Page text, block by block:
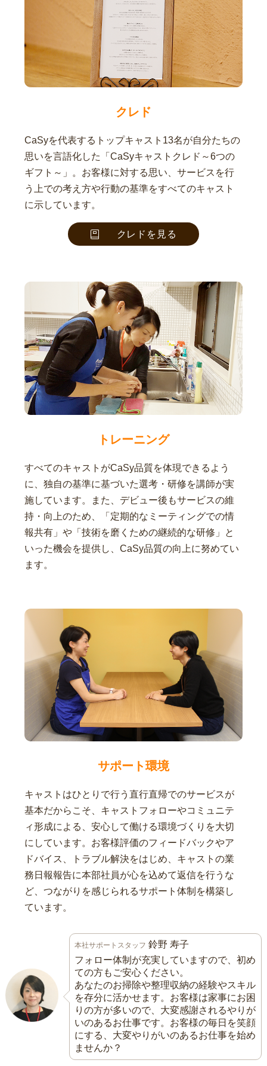
クレド
CaSyを代表するトップキャスト13名が自分たちの
思いを言語化した「CaSyキャストクレド～6つの
ギフト～」。お客様に対する思い、サービスを行
う上での考え方や行動の基準をすべてのキャスト
に示しています。
クレドを見る
トレーニング
すべてのキャストがCaSy品質を体現できるよう
に、独自の基準に基づいた選考・研修を講師が実
施しています。また、デビュー後もサービスの維
持・向上のため、「定期的なミーティングでの情
報共有」や「技術を磨くための継続的な研修」と
いった機会を提供し、CaSy品質の向上に努めてい
ます。
サポート環境
キャストはひとりで行う直行直帰でのサービスが
基本だからこそ、キャストフォローやコミュニテ
ィ形成による、安心して働ける環境づくりを大切
にしています。お客様評価のフィードバックやア
ドバイス、トラブル解決をはじめ、キャストの業
務日報報告に本部社員が心を込めて返信を行うな
ど、つながりを感じられるサポート体制を構築し
ています。
本社サポートスタッフ 鈴野 寿子
フォロー体制が充実していますので、初め
ての方もご安心ください。
あなたのお掃除や整理収納の経験やスキル
を存分に活かせます。お客様は家事にお困
りの方が多いので、大変感謝されるやりが
いのあるお仕事です。お客様の毎日を笑顔
にする、大変やりがいのあるお仕事を始め
ませんか？